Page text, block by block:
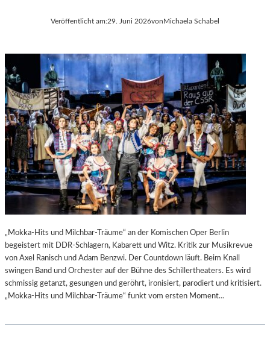
Veröffentlicht am:29. Juni 2026vonMichaela Schabel
„Mokka-Hits und Milchbar-Träume“ an der Komischen Oper Berlin
begeistert mit DDR-Schlagern, Kabarett und Witz. Kritik zur Musikrevue
von Axel Ranisch und Adam Benzwi. Der Countdown läuft. Beim Knall
swingen Band und Orchester auf der Bühne des Schillertheaters. Es wird
schmissig getanzt, gesungen und geröhrt, ironisiert, parodiert und kritisiert.
„Mokka-Hits und Milchbar-Träume“ funkt vom ersten Moment…